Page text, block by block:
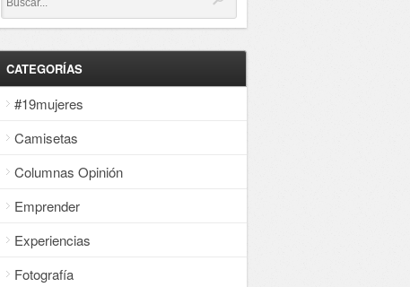
CATEGORÍAS
#19mujeres
Camisetas
Columnas Opinión
Emprender
Experiencias
Fotografía